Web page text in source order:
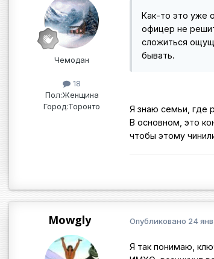
Чемодан
18
Пол:Женщина
Город:Торонто
Как-то это уже
офицер не
сложиться
бывать.
Я знаю семьи, где
В основном, это
чтобы этому
Mowgly Опубликовано 24
Я так понимаю,